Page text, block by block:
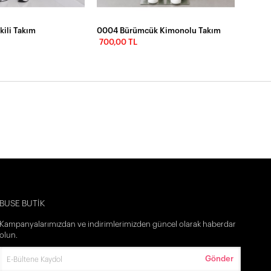
Takım
0004 Bürümcük Kimonolu Takım
700,00 TL
BUSE BUTİK
Kampanyalarımızdan ve indirimlerimizden güncel olarak haberdar
olun.
Gönder